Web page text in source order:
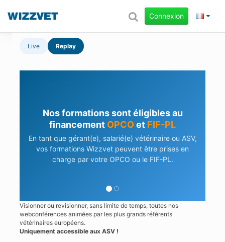
Connexion
Live Replay
Nos formations sont éligibles au
financement OPCOet FIF-PL
En tant que gérant(e), salarié(e) vétérinaire ou ASV,
vos formations Wizzvet peuvent être prises en
charge par votre OPCO ou le FIF-PL.
Visionner ou revisionner, sans limite de temps, toutes nos
webconférences animées par les plus grands référents
vétérinaires européens.
Uniquement accessible aux ASV !